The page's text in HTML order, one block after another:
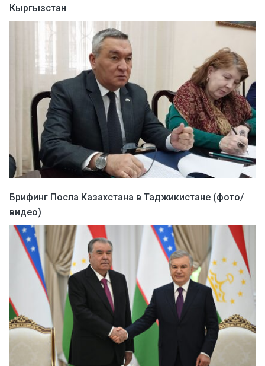
Кыргызстан
Брифинг Посла Казахстана в Таджикистане (фото/
видео)